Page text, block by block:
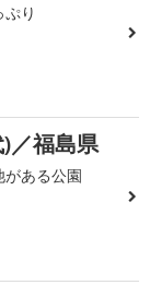
り
／福島県
がある公園